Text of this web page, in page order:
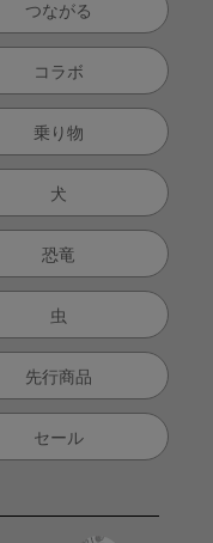
つながる
コラボ
乗り物
犬
恐竜
虫
先行商品
セール